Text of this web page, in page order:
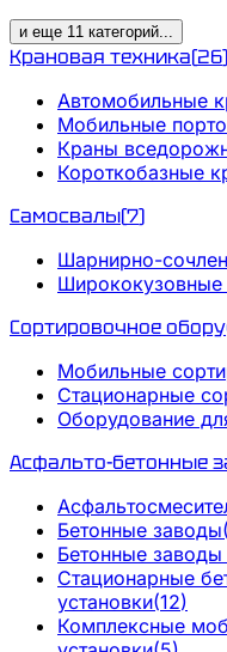
и еще 11 категорий...
Крановая техника(26)
Автомобильные
Мобильные
Краны
Короткобазные
Самосвалы(7)
Шарнирно-
Сортировочное
Мобильные
Стационарные
Оборудование
Асфальто-бетонные
Бетонные заводы(
Бетонные заводы
Стационарные
установки(12)
Комплексные